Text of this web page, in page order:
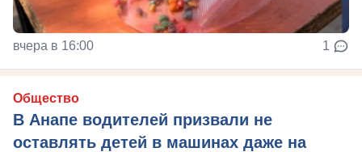
вчера в 16:00 1
Общество
В Анапе водителей призвали не
оставлять детей в машинах даже на